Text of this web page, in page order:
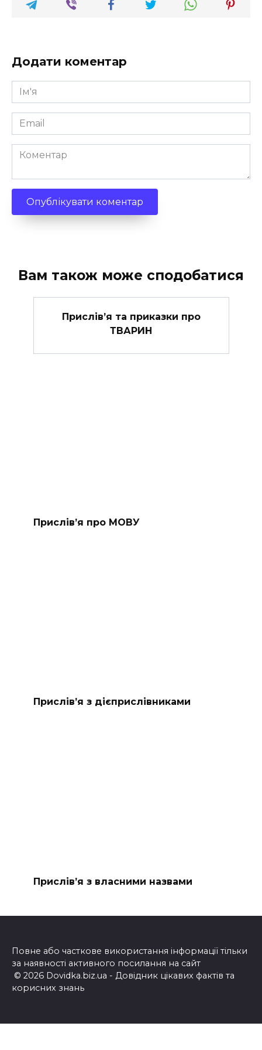
Додати коментар
Ім'я
*
Email
*
Коментар
Вам також може сподобатися
Прислів’я та приказки про
ТВАРИН
Прислів’я про МОВУ
Прислів’я з дієприслівниками
Прислів’я з власними назвами
Повне або часткове використання інформації тільки
за наявності активного посилання на сайт
© 2026 Dovidka.biz.ua - Довідник цікавих фактів та
корисних знань